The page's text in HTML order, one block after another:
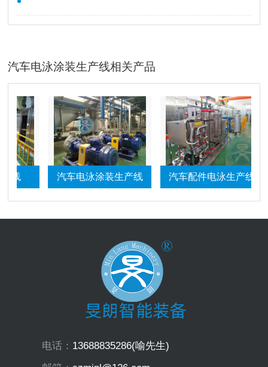
汽车电泳涂装生产线相关产品
汽车电泳涂装生产线 汽车配件电泳生产线
电话： 13688835286(喻先生)